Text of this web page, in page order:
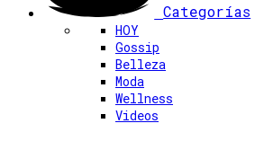
Categorías
HOY
Gossip
Belleza
Moda
Wellness
Videos